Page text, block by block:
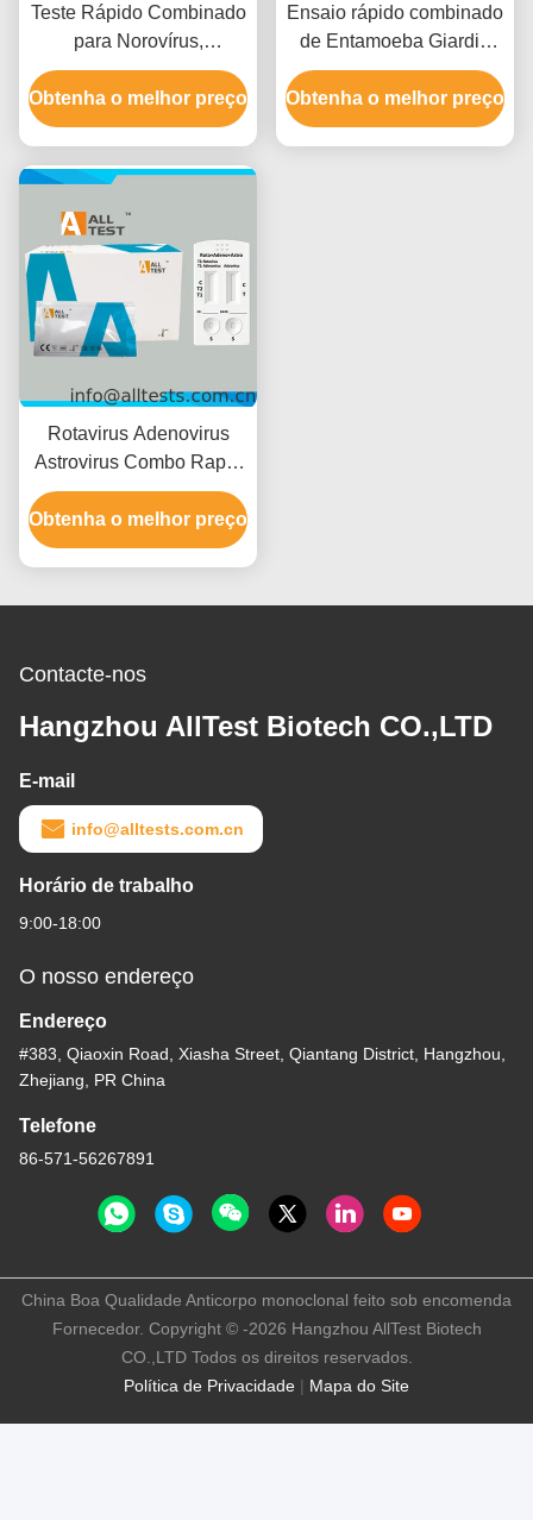
Teste Rápido Combinado
para Norovírus,
Rotavírus, Adenovírus,
Astrovírus e Enterovírus
para Doenças Infecciosas
em 15 Minutos, Alta
Precisão e Fácil
Interpretação Visual
Obtenha o melhor preço
Ensaio rápido combinado
de Entamoeba Giardia
H.pylori para resultados
rápidos em 10 minutos,
com alta precisão e fácil
Obtenha o melhor preço
Rotavirus Adenovirus
Astrovirus Combo Rapid
Test com tempo de leitura
de 15 minutos Certificado
CE e alta precisão
Obtenha o melhor preço
Contacte-nos
Hangzhou AllTest Biotech CO.,LTD
E-mail
info@alltests.com.cn
Horário de trabalho
9:00-18:00
O nosso endereço
Endereço
#383, Qiaoxin Road, Xiasha Street, Qiantang District, Hangzhou,
Zhejiang, PR China
Telefone
86-571-56267891
Política de Privacidade | Mapa do Site
China Boa Qualidade Anticorpo monoclonal feito sob encomenda
Fornecedor. Copyright © -2026 Hangzhou AllTest Biotech
CO.,LTD Todos os direitos reservados.